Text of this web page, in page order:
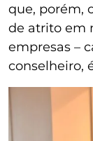
que, porém,
de atrito em
empresas –
conselheiro,